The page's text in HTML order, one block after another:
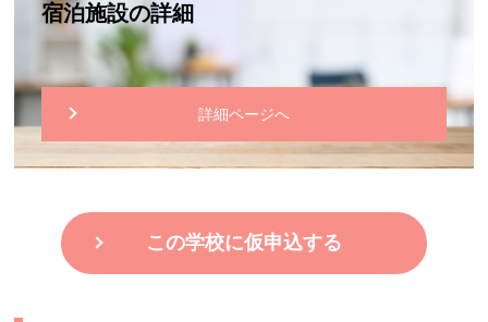
宿泊施設の詳細
詳細ページへ
この学校に仮申込する